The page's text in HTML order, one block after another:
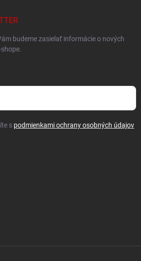
budeme zasielať informácie o nových
s podmienkami ochrany osobných údajov